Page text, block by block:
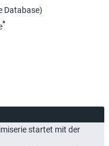
Database)
*
startet mit der